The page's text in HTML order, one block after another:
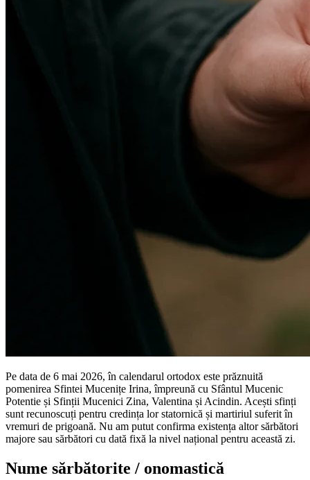
Pe data de 6 mai 2026, în calendarul ortodox este prăznuită
pomenirea Sfintei Mucenițe Irina, împreună cu Sfântul Mucenic
Potentie și Sfinții Mucenici Zina, Valentina și Acindin. Acești sfinți
sunt recunoscuți pentru credința lor statornică și martiriul suferit în
vremuri de prigoană. Nu am putut confirma existența altor sărbători
majore sau sărbători cu dată fixă la nivel național pentru această zi.
Nume sărbătorite / onomastică